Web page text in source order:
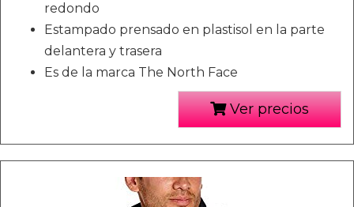
redondo
Estampado prensado en plastisol en la parte
delantera y trasera
Es de la marca The North Face
Ver precios